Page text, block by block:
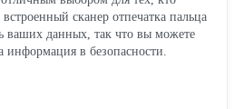
сканер отпечатка пальца
ваших данных, так что вы можете
в безопасности.